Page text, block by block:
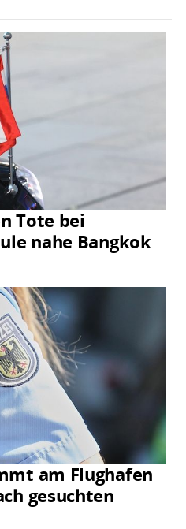
Tote bei
nahe Bangkok
am Flughafen
gesuchten